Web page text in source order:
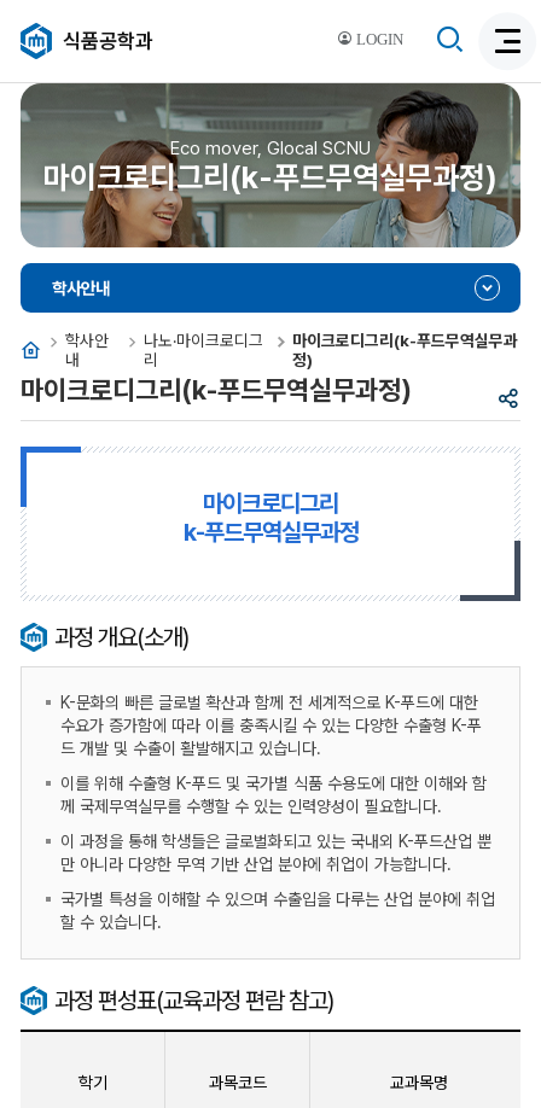
LOGIN
식품공학과
색
활
성
화
색
Eco mover, Glocal SCNU
마이크로디그리(k-푸드무역실무과정)
홈
학사안
내
나노·마이크로디그
리
마이크로디그리(k-푸드무역실무과
정)
학사안내
공
마이크로디그리(k-푸드무역실무과정)
마이크로디그리
k-푸드무역실무과정
과정 개요(소개)
K-문화의 빠른 글로벌 확산과 함께 전 세계적으로 K-푸드에 대한
수요가 증가함에 따라 이를 충족시킬 수 있는 다양한 수출형 K-푸
드 개발 및 수출이 활발해지고 있습니다.
이를 위해 수출형 K-푸드 및 국가별 식품 수용도에 대한 이해와 함
께 국제무역실무를 수행할 수 있는 인력양성이 필요합니다.
이 과정을 통해 학생들은 글로벌화되고 있는 국내외 K-푸드산업 뿐
만 아니라 다양한 무역 기반 산업 분야에 취업이 가능합니다.
국가별 특성을 이해할 수 있으며 수출입을 다루는 산업 분야에 취업
할 수 있습니다.
과정 편성표(교육과정 편람 참고)
학기 과목코드 교과목명